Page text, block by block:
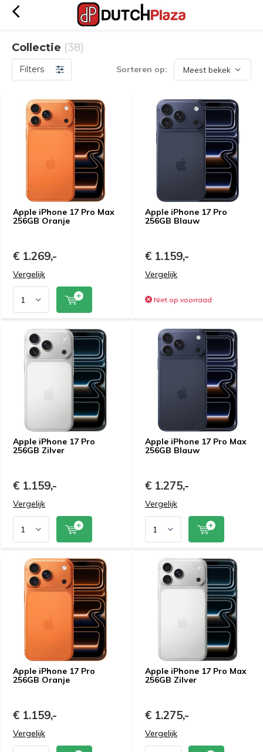
Collectie (38)
Filters Sorteren op:
Apple iPhone 17 Pro Max
256GB Oranje
€ 1.269,-
Vergelijk
Apple iPhone 17 Pro
256GB Blauw
€ 1.159,-
Vergelijk
Niet op voorraad
Apple iPhone 17 Pro
256GB Zilver
€ 1.159,-
Vergelijk
Apple iPhone 17 Pro Max
256GB Blauw
€ 1.275,-
Vergelijk
Apple iPhone 17 Pro
256GB Oranje
€ 1.159,-
Vergelijk
Apple iPhone 17 Pro Max
256GB Zilver
€ 1.275,-
Vergelijk